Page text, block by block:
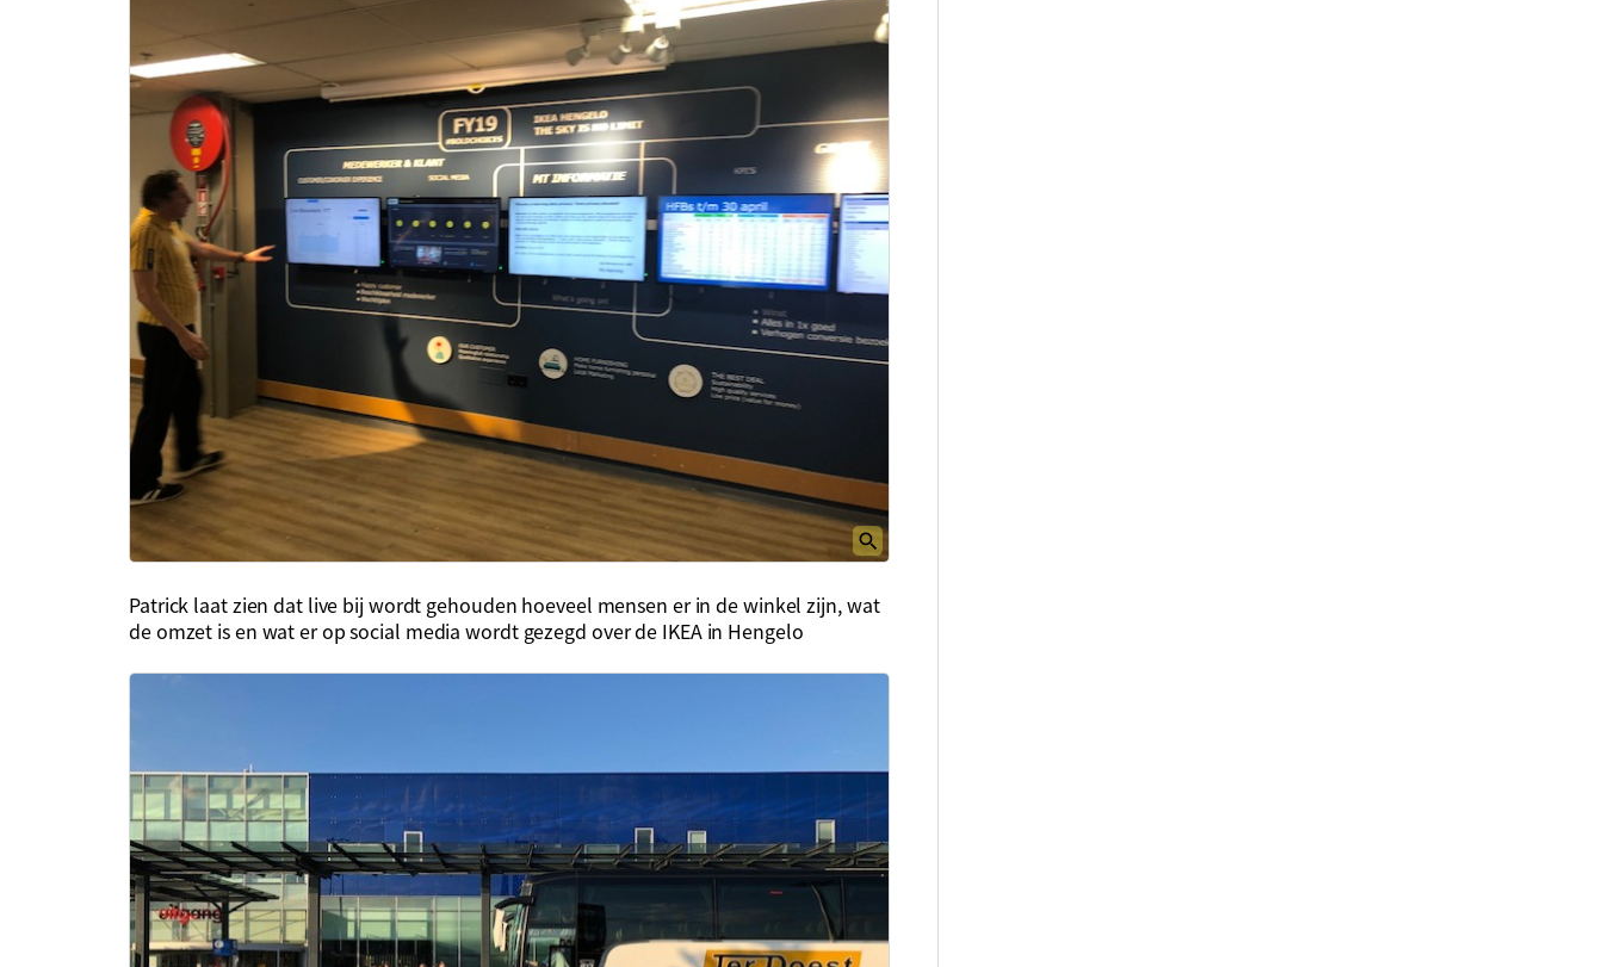
Patrick laat zien dat live bij wordt gehouden hoeveel mensen er in de winkel zijn, wat
de omzet is en wat er op social media wordt gezegd over de IKEA in Hengelo